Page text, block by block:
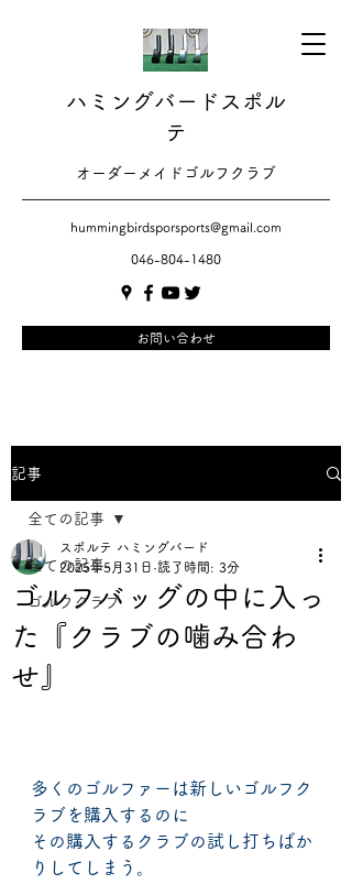
ハミングバードスポル
テ
​​オーダーメイドゴルフクラブ
hummingbirdsporsports@gmail.com
046-804-1480
お問い合わせ
記事
全ての記事
ゴルフクラブ
全ての記事
ゴルフバッグの中に入っ
た『クラブの噛み合わ
せ』
スポルテ ハミングバード
2025年5月31日 読了時間: 3分
多くのゴルファーは新しいゴルフク
ラブを購入するのに
その購入するクラブの試し打ちばか
りしてしまう。